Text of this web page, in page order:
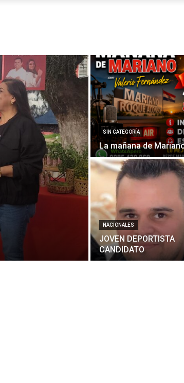
SIN CATEGORÍA
La mañana de
NACIONALES
JOVEN DEPORTISTA
CANDIDATO